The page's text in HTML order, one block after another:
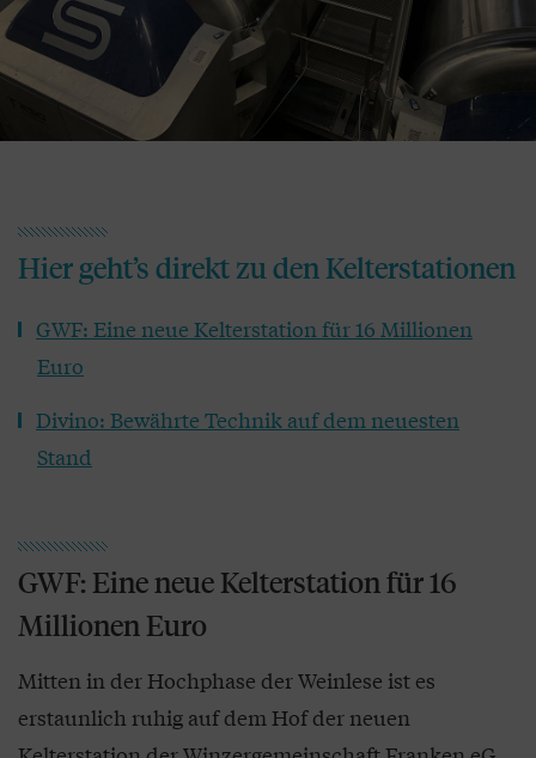
Hier geht’s direkt zu den Kelterstationen
GWF: Eine neue Kelterstation für 16 Millionen
Euro
Divino: Bewährte Technik auf dem neuesten
Stand
GWF: Eine neue Kelterstation für 16
Millionen Euro
Mitten in der Hochphase der Weinlese ist es
erstaunlich ruhig auf dem Hof der neuen